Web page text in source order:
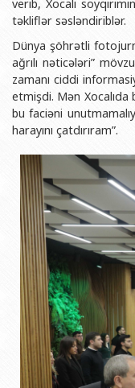
verib, Xocalı
təkliflər səsləndiriblər.
Dünya şöhrətli
ağrılı nəticələri”
zamanı ciddi
etmişdi. Mən
bu faciəni
harayını çatdırıram”.